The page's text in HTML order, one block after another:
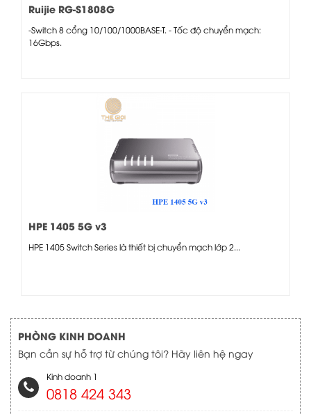
Ruijie RG-S1808G
-Switch 8 cổng 10/100/1000BASE-T. - Tốc độ chuyển mạch:
16Gbps.
HPE 1405 5G v3
HPE 1405 Switch Series là thiết bị chuyển mạch lớp 2...
PHÒNG KINH DOANH
Bạn cần sự hỗ trợ từ chúng tôi? Hãy liên hệ ngay
Kinh doanh 1
0818 424 343